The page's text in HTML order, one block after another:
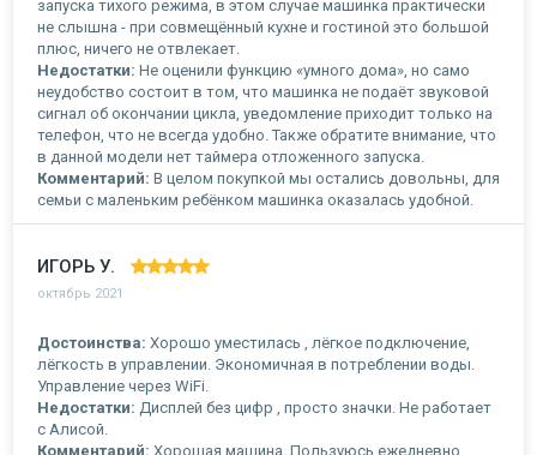
запуска тихого режима, в этом случае машинка практически
не слышна - при совмещённый кухне и гостиной это большой
плюс, ничего не отвлекает.
Недостатки: Не оценили функцию «умного дома», но само
неудобство состоит в том, что машинка не подаёт звуковой
сигнал об окончании цикла, уведомление приходит только на
телефон, что не всегда удобно. Также обратите внимание, что
в данной модели нет таймера отложенного запуска.
Комментарий: В целом покупкой мы остались довольны, для
семьи с маленьким ребёнком машинка оказалась удобной.
ИГОРЬ У.
октябрь 2021
Достоинства: Хорошо уместилась , лёгкое подключение,
лёгкость в управлении. Экономичная в потреблении воды.
Управление через WiFi.
Недостатки: Дисплей без цифр , просто значки. Не работает
с Алисой.
Комментарий: Хорошая машина. Пользуюсь ежедневно